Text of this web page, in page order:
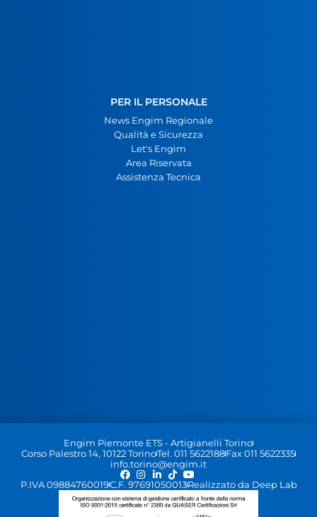
PER IL PERSONALE
News Engim Regionale
Qualità e Sicurezza
Let's Engim
Area Riservata
Assistenza Tecnica
Engim Piemonte ETS - Artigianelli Torino
Corso Palestro 14, 10122 TorinoTel. 011 5622188Fax 011 5622335
info.torino@engim.it
P.IVA 09884760019C.F. 97691050013Realizzato da Deep Lab